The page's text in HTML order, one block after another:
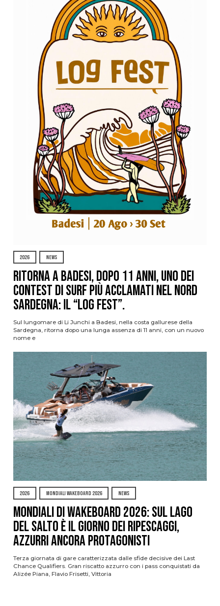
2026 NEWS
Ritorna a Badesi, dopo 11 anni, uno dei
contest di surf più acclamati nel nord
Sardegna: il “Log Fest”.
Sul lungomare di Li Junchi a Badesi, nella costa gallurese della
Sardegna, ritorna dopo una lunga assenza di 11 anni, con un nuovo
nome e
2026 MONDIALI WAKEBOARD 2026 NEWS
Mondiali di Wakeboard 2026: sul Lago
del Salto è il giorno dei ripescaggi,
azzurri ancora protagonisti
Terza giornata di gare caratterizzata dalle sfide decisive dei Last
Chance Qualifiers. Gran riscatto azzurro con i pass conquistati da
Alizée Piana, Flavio Frisetti, Vittoria